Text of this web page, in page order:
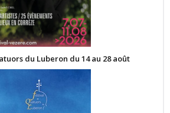
du Luberon du 14 au 28 août